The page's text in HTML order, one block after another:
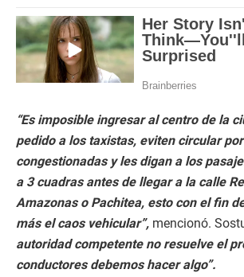
“Es imposible ingresar al centro de la
pedido a los taxistas, eviten circular
congestionadas y les digan a los
a 3 cuadras antes de llegar a la calle
Amazonas o Pachitea, esto con el fin
más el caos vehicular”, mencionó.
autoridad competente no resuelve el
conductores debemos hacer algo”.